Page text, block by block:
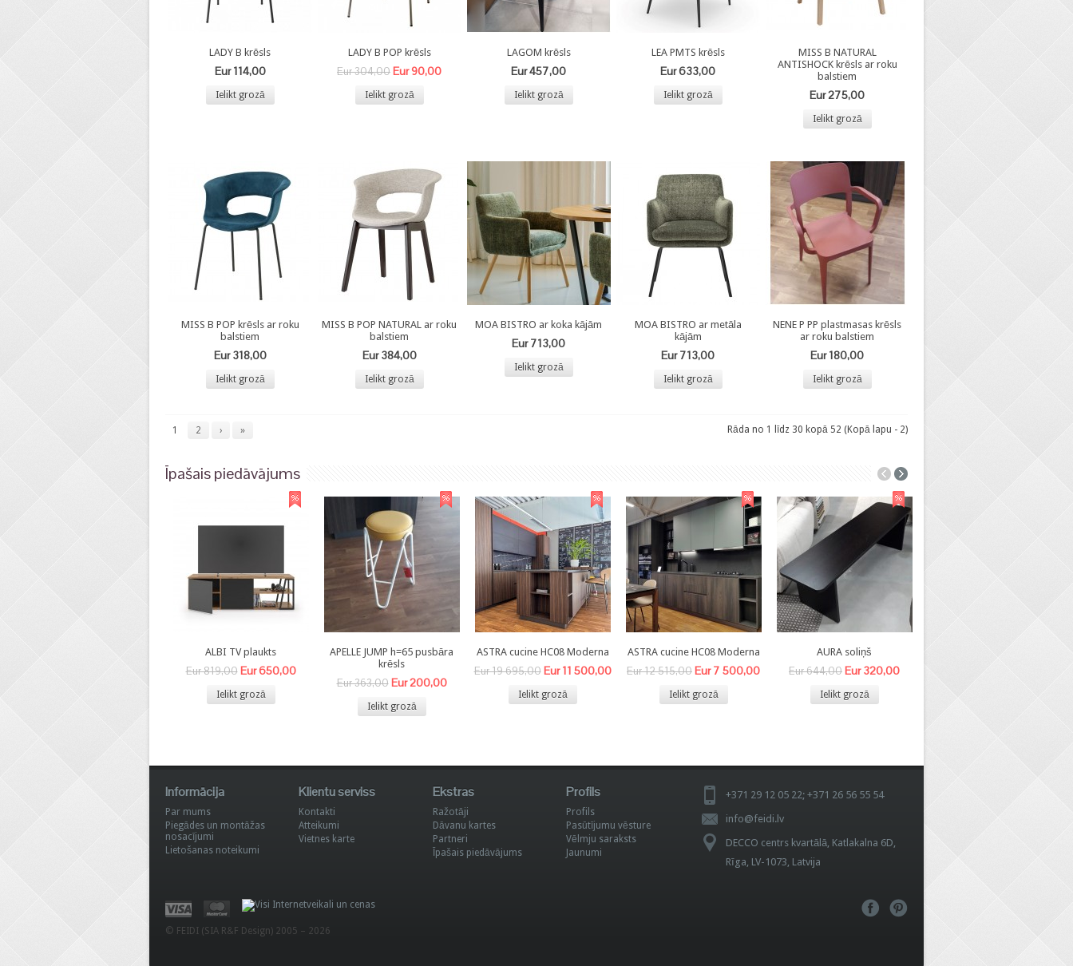
LADY B krēsls
Eur 114,00
Ielikt grozā
LADY B POP krēsls
Eur 304,00Eur 90,00
Ielikt grozā
LAGOM krēsls
Eur 457,00
Ielikt grozā
LEA PMTS krēsls
Eur 633,00
Ielikt grozā
MISS B NATURAL
ANTISHOCK krēsls ar roku
balstiem
Eur 275,00
Ielikt grozā
MISS B POP krēsls ar roku
balstiem
Eur 318,00
Ielikt grozā
MISS B POP NATURAL ar roku
balstiem
Eur 384,00
Ielikt grozā
MOA BISTRO ar koka kājām
Eur 713,00
Ielikt grozā
MOA BISTRO ar metāla
kājām
Eur 713,00
Ielikt grozā
NENE P PP plastmasas krēsls
ar roku balstiem
Eur 180,00
Ielikt grozā
1 2 › » Rāda no 1 līdz 30 kopā 52 (Kopā lapu - 2)
Īpašais piedāvājums
ALBI TV plaukts
Eur 819,00 Eur 650,00
Ielikt grozā
APELLE JUMP h=65 pusbāra
krēsls
Eur 363,00 Eur 200,00
Ielikt grozā
ASTRA cucine HC08 Moderna
Eur 19 695,00 Eur 11 500,00
Ielikt grozā
ASTRA cucine HC08 Moderna
Eur 12 515,00Eur 7 500,00
Ielikt grozā
AURA soliņš
Eur 644,00Eur 320,00
Ielikt grozā
Informācija
Par mums
Piegādes un montāžas
nosacījumi
Lietošanas noteikumi
Klientu serviss
Kontakti
Atteikumi
Vietnes karte
Ekstras
Ražotāji
Dāvanu kartes
Partneri
Īpašais piedāvājums
Profils
Profils
Pasūtījumu vēsture
Vēlmju saraksts
Jaunumi
+371 29 12 05 22; +371 26 56 55 54
info@feidi.lv
DECCO centrs kvartālā, Katlakalna 6D,
Rīga, LV-1073, Latvija
© FEIDI (SIA R&F Design) 2005 – 2026